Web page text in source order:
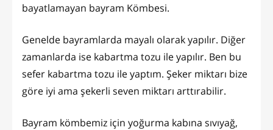
bayatlamayan bayram Kömbesi.
Genelde bayramlarda mayalı olarak yapılır. Diğer
zamanlarda ise kabartma tozu ile yapılır. Ben bu
sefer kabartma tozu ile yaptım. Şeker miktarı bize
göre iyi ama şekerli seven miktarı arttırabilir.
Bayram kömbemiz için yoğurma kabına sıvıyağ,